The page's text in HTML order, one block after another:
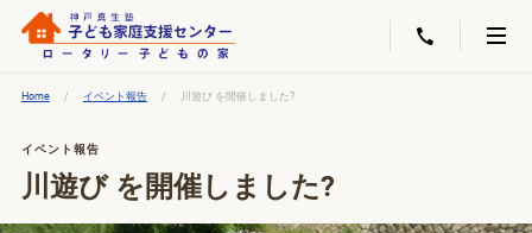
Home イベント報告 川遊び を開催しました?
イベント報告
川遊び を開催しました?